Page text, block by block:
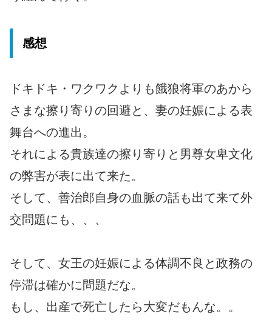
感想
ドキドキ・ワクワクよりも餓狼将軍のあから
さまな擦り寄りの回避と、妻の妊娠による表
舞台への進出。
それによる貴族達の擦り寄りと男尊女卑文化
の弊害が表に出て来た。
そして、善治郎自身の血脈の話も出て来て外
交問題にも、、、
そして、女王の妊娠による体調不良と政務の
停滞は確かに問題だな。
もし、出産で死亡したら大変だもんな。。